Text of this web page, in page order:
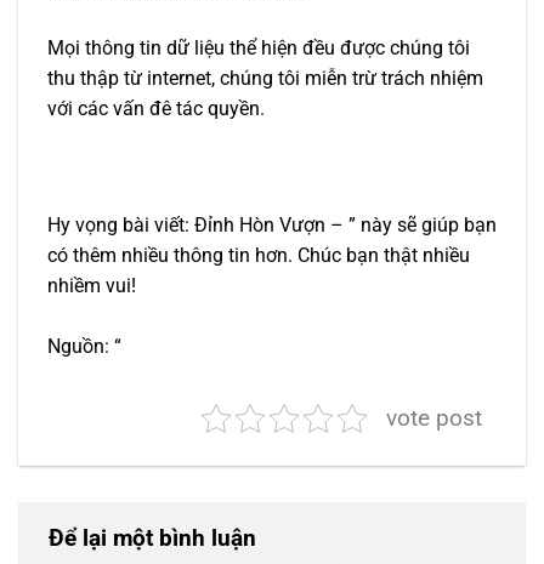
Mọi thông tin dữ liệu thể hiện đều được chúng tôi
thu thập từ internet, chúng tôi miễn trừ trách nhiệm
với các vấn đê tác quyền.
Hy vọng bài viết: Đỉnh Hòn Vượn – ” này sẽ giúp bạn
có thêm nhiều thông tin hơn. Chúc bạn thật nhiều
nhiềm vui!
Nguồn: “
vote post
Để lại một bình luận